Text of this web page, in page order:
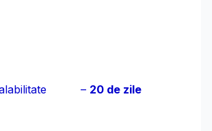
valabilitate – 20 de zile